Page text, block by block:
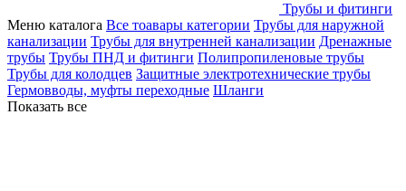
Трубы и фитинги
Меню каталога Все тоавары категории Трубы для наружной
канализации Трубы для внутренней канализации Дренажные
трубы Трубы ПНД и фитинги Полипропиленовые трубы
Трубы для колодцев Защитные электротехнические трубы
Гермовводы, муфты переходные Шланги
Показать все